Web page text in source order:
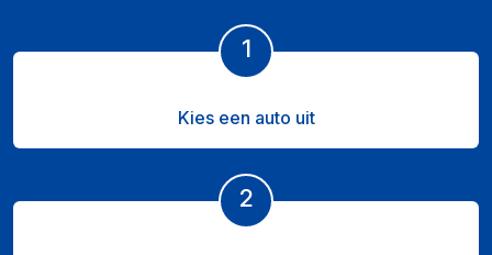
1
Kies een auto uit
2